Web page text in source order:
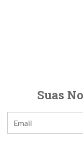
Suas